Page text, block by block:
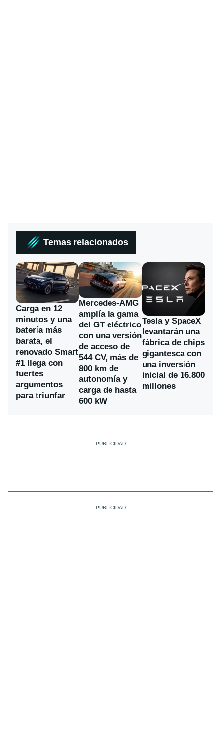
Temas relacionados
Carga en 12
minutos y una
batería más
barata, el
renovado Smart
#1 llega con
fuertes
argumentos
para triunfar
Mercedes-AMG
amplía la gama
del GT eléctrico
con una versión
de acceso de
544 CV, más de
800 km de
autonomía y
carga de hasta
600 kW
Tesla y SpaceX
levantarán una
fábrica de chips
gigantesca con
una inversión
inicial de 16.800
millones